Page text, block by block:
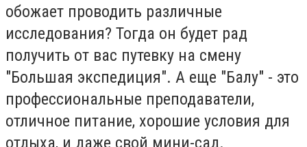
обожает проводить различные
исследования? Тогда он будет рад
получить от вас путевку на смену
"Большая экспедиция". А еще "Балу" - это
профессиональные преподаватели,
отличное питание, хорошие условия для
отдыха, и даже свой мини-сад.